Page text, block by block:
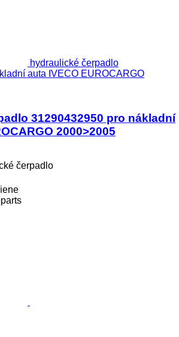
hydraulické čerpadlo
auta IVECO EUROCARGO
31290432950 pro nákladní
2000>2005
čerpadlo